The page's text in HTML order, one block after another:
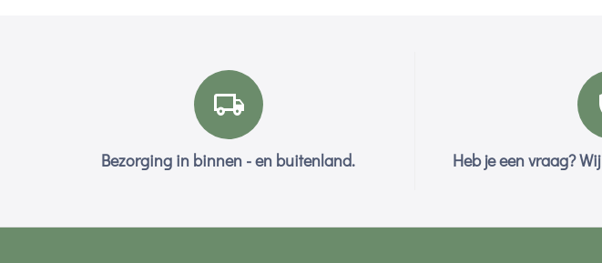
Bezorging in binnen - en buitenland. Heb je een vraag?